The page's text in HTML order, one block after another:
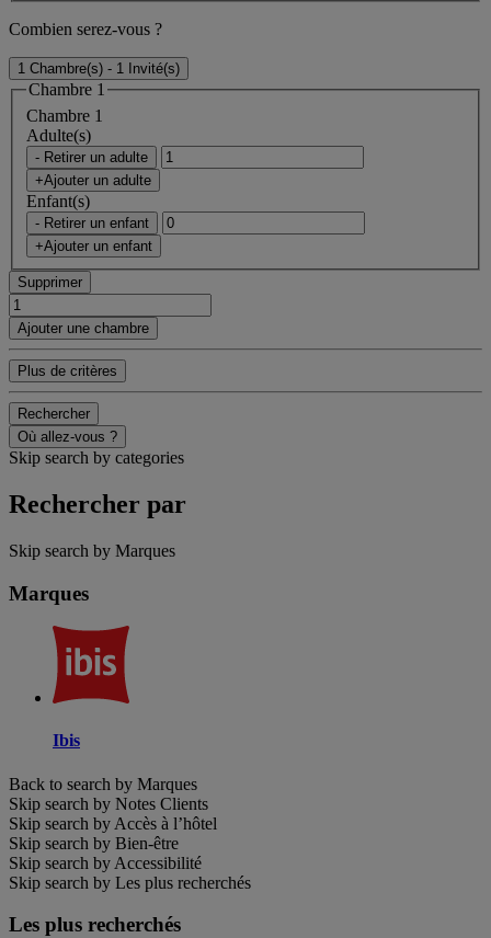
Combien serez-vous ?
1 Chambre(s) - 1 Invité(s)
Chambre 1
Chambre 1
Adulte(s)
- Retirer un adulte
+Ajouter un adulte
Enfant(s)
- Retirer un enfant
+Ajouter un enfant
Supprimer
Ajouter une chambre
Plus de critères
Rechercher
Où allez-vous ?
Skip search by categories
Rechercher par
Skip search by Marques
Marques
Ibis
Back to search by Marques
Skip search by Notes Clients
Skip search by Accès à l’hôtel
Skip search by Bien-être
Skip search by Accessibilité
Skip search by Les plus recherchés
Les plus recherchés